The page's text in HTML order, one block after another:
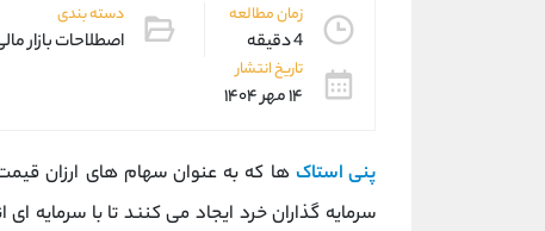
زمان مطالعه
4 دقیقه
دسته بندی
اصطلاحات بازار
تاریخ انتشار
۱۴ مهر ۱۴۰۴
پنی استاک
سرمایه ‌گذاران خرد ایجاد می ‌کنند تا با